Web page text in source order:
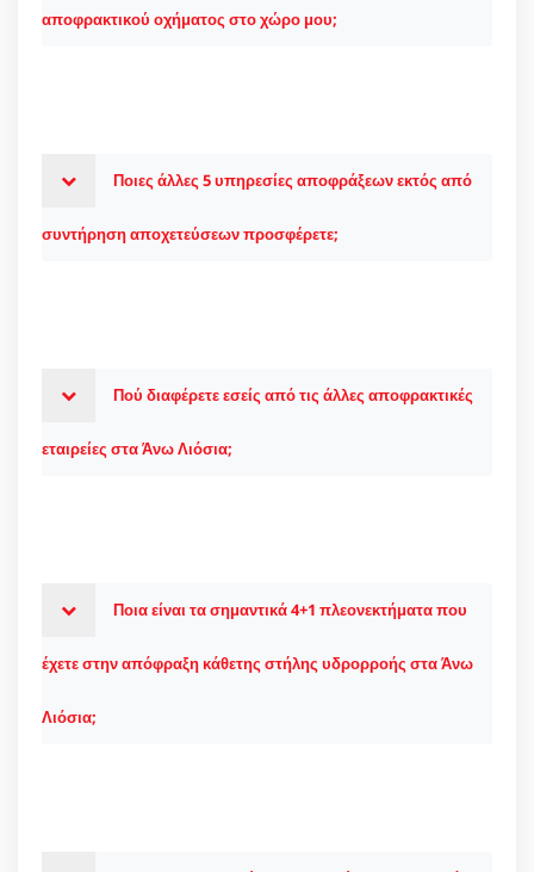
αποφρακτικού οχήματος στο χώρο μου;
Ποιες άλλες 5 υπηρεσίες αποφράξεων εκτός από
συντήρηση αποχετεύσεων προσφέρετε;
Πού διαφέρετε εσείς από τις άλλες αποφρακτικές
εταιρείες στα Άνω Λιόσια;
Ποια είναι τα σημαντικά 4+1 πλεονεκτήματα που
έχετε στην απόφραξη κάθετης στήλης υδρορροής στα Άνω
Λιόσια;